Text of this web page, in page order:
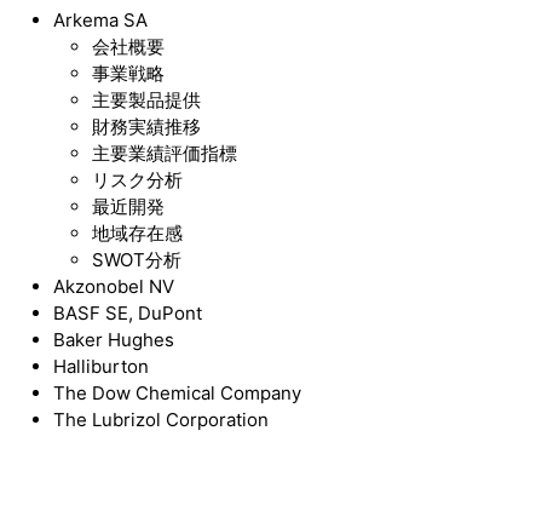
Arkema SA
会社概要
事業戦略
主要製品提供
財務実績推移
主要業績評価指標
リスク分析
最近開発
地域存在感
SWOT分析
Akzonobel NV
BASF SE, DuPont
Baker Hughes
Halliburton
The Dow Chemical Company
The Lubrizol Corporation